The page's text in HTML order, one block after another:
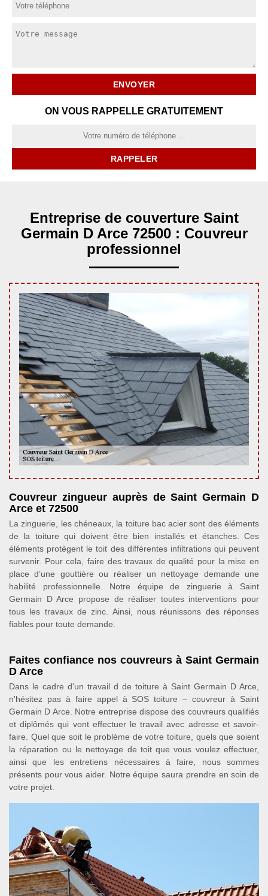
ON VOUS RAPPELLE GRATUITEMENT
Entreprise de couverture Saint
Germain D Arce 72500 : Couvreur
professionnel
Couvreur zingueur auprès de Saint Germain D
Arce et 72500
La zinguerie, les chéneaux, la toiture bac acier sont des éléments
de la toiture qui doivent être bien installés et étanches. Ces
éléments protègent le toit des différentes infiltrations qui peuvent
survenir. Pour cela, faire des travaux de qualité pour la mise en
place d’une gouttière ou réaliser un nettoyage demande une
habilité professionnelle. Notre équipe de zinguerie à Saint
Germain D Arce propose de réaliser toutes interventions pour
tous les travaux de zinc. Ainsi, nous réunissons des réponses
fiables pour toute demande.
Faites confiance nos couvreurs à Saint Germain
D Arce
Dans le cadre d'un travail d de toiture à Saint Germain D Arce,
n'hésitez pas à faire appel à SOS toiture – couvreur à Saint
Germain D Arce. Notre entreprise dispose des couvreurs qualifiés
et diplômés qui vont effectuer le travail avec adresse et savoir-
faire. Quel que soit le problème de votre toiture, quels que soient
la réparation ou le nettoyage de toit que vous voulez effectuer,
ainsi que les entretiens nécessaires à faire, nous sommes
présents pour vous aider. Notre équipe saura prendre en soin de
votre projet.